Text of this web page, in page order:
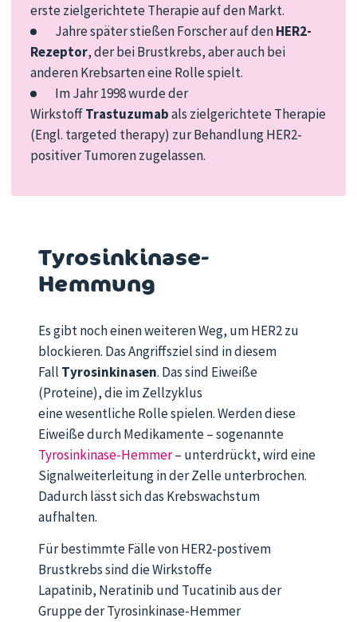
erste zielgerichtete Therapie auf den Markt.
Jahre später stießen Forscher auf denHER2-
Rezeptor, der bei Brustkrebs, aber auch bei
anderen Krebsarten eine Rolle spielt.
Im Jahr 1998 wurde der
WirkstoffTrastuzumabals zielgerichtete Therapie
(Engl. targeted therapy) zur Behandlung HER2-
positiver Tumoren zugelassen.
Tyrosinkinase-
Hemmung
Es gibt noch einen weiteren Weg, um HER2 zu
blockieren. Das Angriffsziel sind in diesem
Fall Tyrosinkinasen. Das sind Eiweiße
(Proteine), die im Zellzyklus
eine wesentliche Rolle spielen. Werden diese
Eiweiße durch Medikamente – sogenannte
Tyrosinkinase-Hemmer– unterdrückt, wird eine
Signalweiterleitung in der Zelle unterbrochen.
Dadurch lässt sich das Krebswachstum
aufhalten.
Für bestimmte Fälle von HER2-postivem
Brustkrebs sind die Wirkstoffe
Lapatinib, Neratinib und Tucatinib aus der
Gruppe der Tyrosinkinase-Hemmer